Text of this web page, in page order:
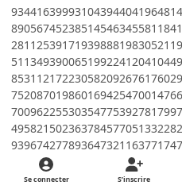
Se connecter S’inscrire